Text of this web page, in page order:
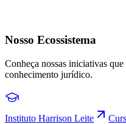
Nosso Ecossistema
Conheça nossas iniciativas
conhecimento jurídico.
Instituto Harrison Leite